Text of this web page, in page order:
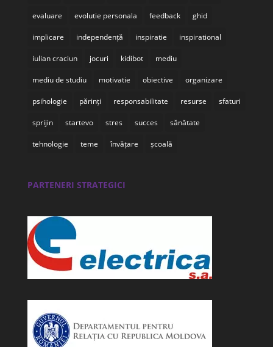
evaluare evolutie personala feedback ghid
implicare independență inspiratie inspirational
iulian craciun jocuri kidibot mediu
mediu de studiu motivatie obiective organizare
psihologie părinți responsabilitate resurse sfaturi
sprijin startevo stres succes sănătate
tehnologie teme învățare școală
PARTENERI STRATEGICI